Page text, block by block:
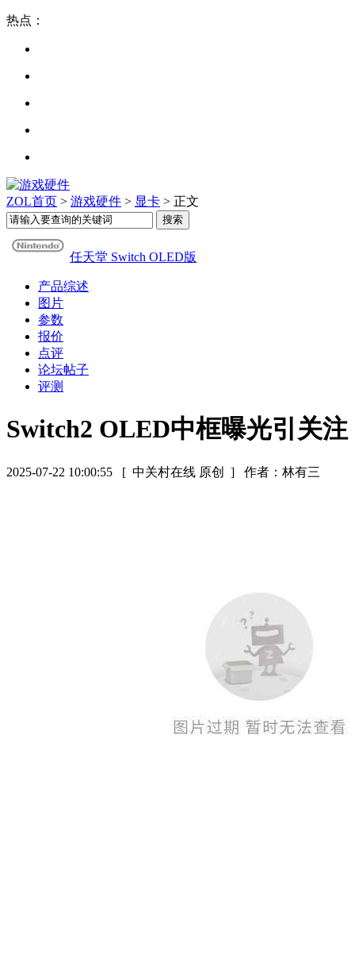
热点：
ZOL首页 > 游戏硬件 > 显卡 > 正文
任天堂 Switch OLED版
产品综述
图片
参数
报价
点评
论坛帖子
评测
Switch2 OLED中框曝光引关注
2025-07-22 10:00:55 [ 中关村在线 原创 ] 作者：林有三